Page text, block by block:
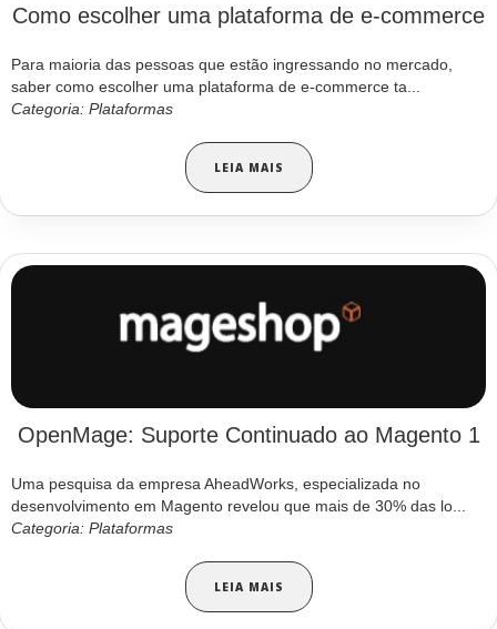
Como escolher uma plataforma de e-commerce
Para maioria das pessoas que estão ingressando no mercado,
saber como escolher uma plataforma de e-commerce ta...
Categoria: Plataformas
LEIA MAIS
OpenMage: Suporte Continuado ao Magento 1
Uma pesquisa da empresa AheadWorks, especializada no
desenvolvimento em Magento revelou que mais de 30% das lo...
Categoria: Plataformas
LEIA MAIS